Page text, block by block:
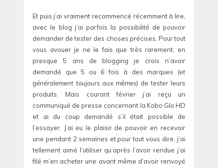
Et puis j’ai vraiment recommencé récemment à lire,
avec le blog j’ai parfois la possibilité de pouvoir
demander de tester des choses précises. Pour tout
vous avouer je ne le fais que très rarement, en
presque 5 ans de blogging je crois n’avoir
demandé que 5 ou 6 fois à des marques (et
généralement toujours aux mêmes) de tester leurs
produits. Mais courant février j’ai reçu un
communiqué de presse concernant la Kobo Glo HD
et ai du coup demandé s’il était possible de
l’essayer. J’ai eu le plaisir de pouvoir en recevoir
une pendant 2 semaines et pour tout vous dire, j’ai
tellement aimé l’utiliser qu’après l’avoir rendue j’ai
filé m’en acheter une avant même d’avoir renvoyé